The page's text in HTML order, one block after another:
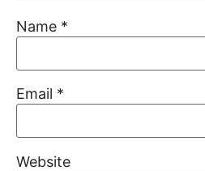
Name *
Email *
Website